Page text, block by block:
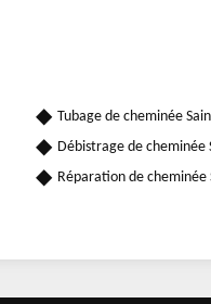
Tubage de cheminée
Débistrage de cheminée
Réparation de cheminée